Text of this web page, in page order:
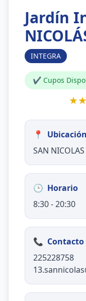
Jardín
INTEGRA
✔ Cupos
📍
Ubicación
SAN
🕒 Horario
8:30 - 20:30
📞 Contacto
225228758